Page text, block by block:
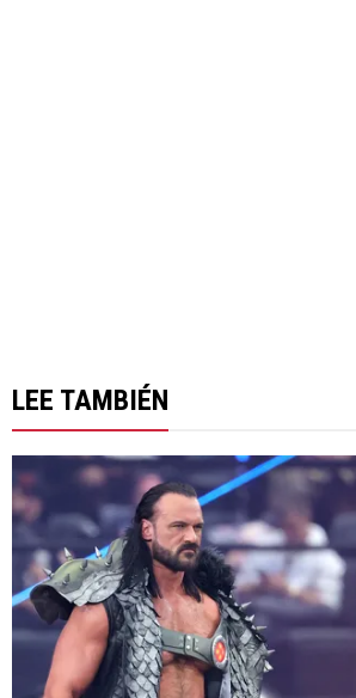
LEE TAMBIÉN